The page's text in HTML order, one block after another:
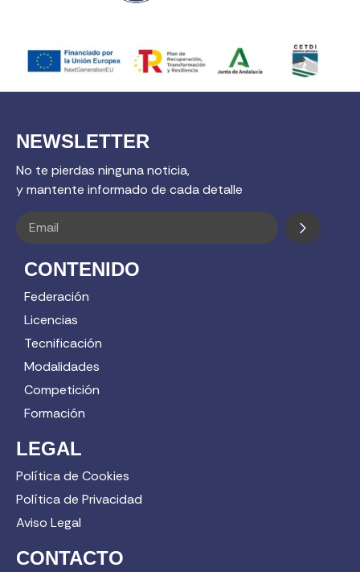
NEWSLETTER
No te pierdas ninguna noticia,
y mantente informado de cada detalle
CONTENIDO
Federación
Licencias
Tecnificación
Modalidades
Competición
Formación
LEGAL
Política de Cookies
Política de Privacidad
Aviso Legal
CONTACTO